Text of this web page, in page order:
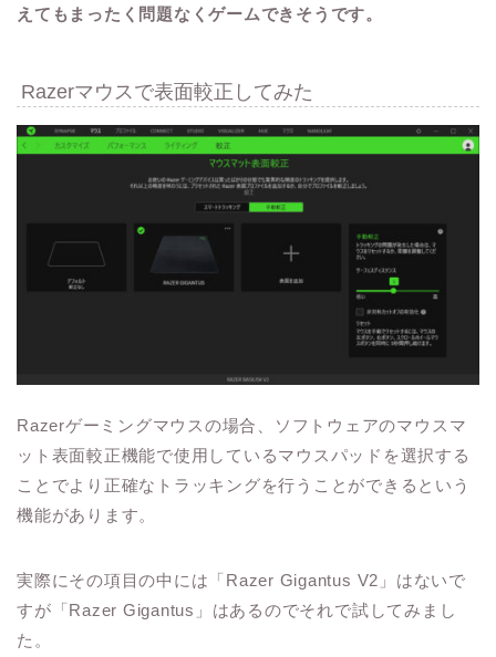
えてもまったく問題なくゲームできそうです。
Razerマウスで表面較正してみた
Razerゲーミングマウスの場合、ソフトウェアのマウスマ
ット表面較正機能で使用しているマウスパッドを選択する
ことでより正確なトラッキングを行うことができるという
機能があります。
実際にその項目の中には「Razer Gigantus V2」はないで
すが「Razer Gigantus」はあるのでそれで試してみまし
た。